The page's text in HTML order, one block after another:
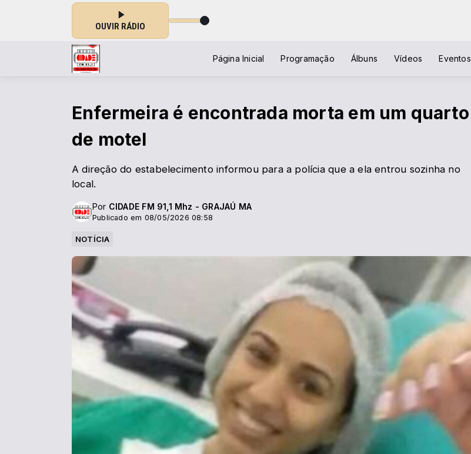
OUVIR RÁDIO
Página Inicial Programação Álbuns Vídeos Eventos
Enfermeira é encontrada morta em um quarto
de motel
A direção do estabelecimento informou para a polícia que a ela entrou sozinha no
local.
Por CIDADE FM 91,1 Mhz - GRAJAÚ MA
Publicado em 08/05/2026 08:58
NOTÍCIA